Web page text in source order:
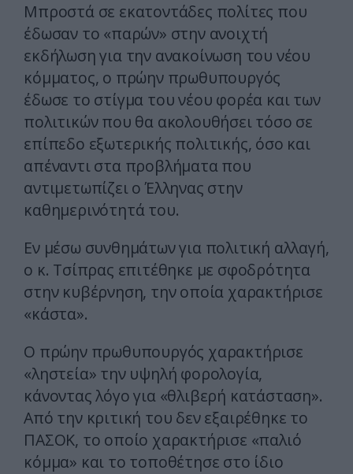
Μπροστά σε εκατοντάδες πολίτες που
έδωσαν το «παρών» στην ανοιχτή
εκδήλωση για την ανακοίνωση του νέου
κόμματος, ο πρώην πρωθυπουργός
έδωσε το στίγμα του νέου φορέα και των
πολιτικών που θα ακολουθήσει τόσο σε
επίπεδο εξωτερικής πολιτικής, όσο και
απέναντι στα προβλήματα που
αντιμετωπίζει ο Έλληνας στην
καθημερινότητά του.
Εν μέσω συνθημάτων για πολιτική αλλαγή,
ο κ. Τσίπρας επιτέθηκε με σφοδρότητα
στην κυβέρνηση, την οποία χαρακτήρισε
«κάστα».
Ο πρώην πρωθυπουργός χαρακτήρισε
«ληστεία» την υψηλή φορολογία,
κάνοντας λόγο για «θλιβερή κατάσταση».
Από την κριτική του δεν εξαιρέθηκε το
ΠΑΣΟΚ, το οποίο χαρακτήρισε «παλιό
κόμμα» και το τοποθέτησε στο ίδιο